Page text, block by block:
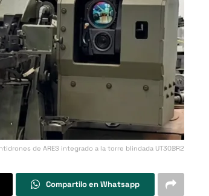
de ARES integrado a la torre blindada UT30BR2
Compartilo en Whatsapp